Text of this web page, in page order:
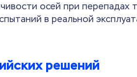
осей при перепадах
в реальной
решений